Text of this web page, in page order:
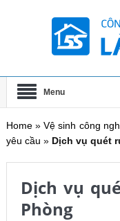
Menu
Home»Vệ sinh công
yêu cầu » Dịch vụ quét
Dịch vụ
Phòng